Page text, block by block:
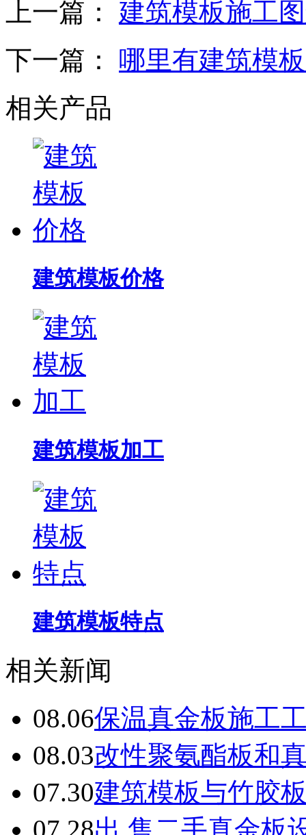
上一篇： 建筑模板施工
下一篇： 哪里有建筑模
相关产品
建筑模板价格
建筑模板加工
建筑模板特点
相关新闻
08.06保温真金板施工
08.03改性聚氨酯板和
07.30建筑模板与竹胶